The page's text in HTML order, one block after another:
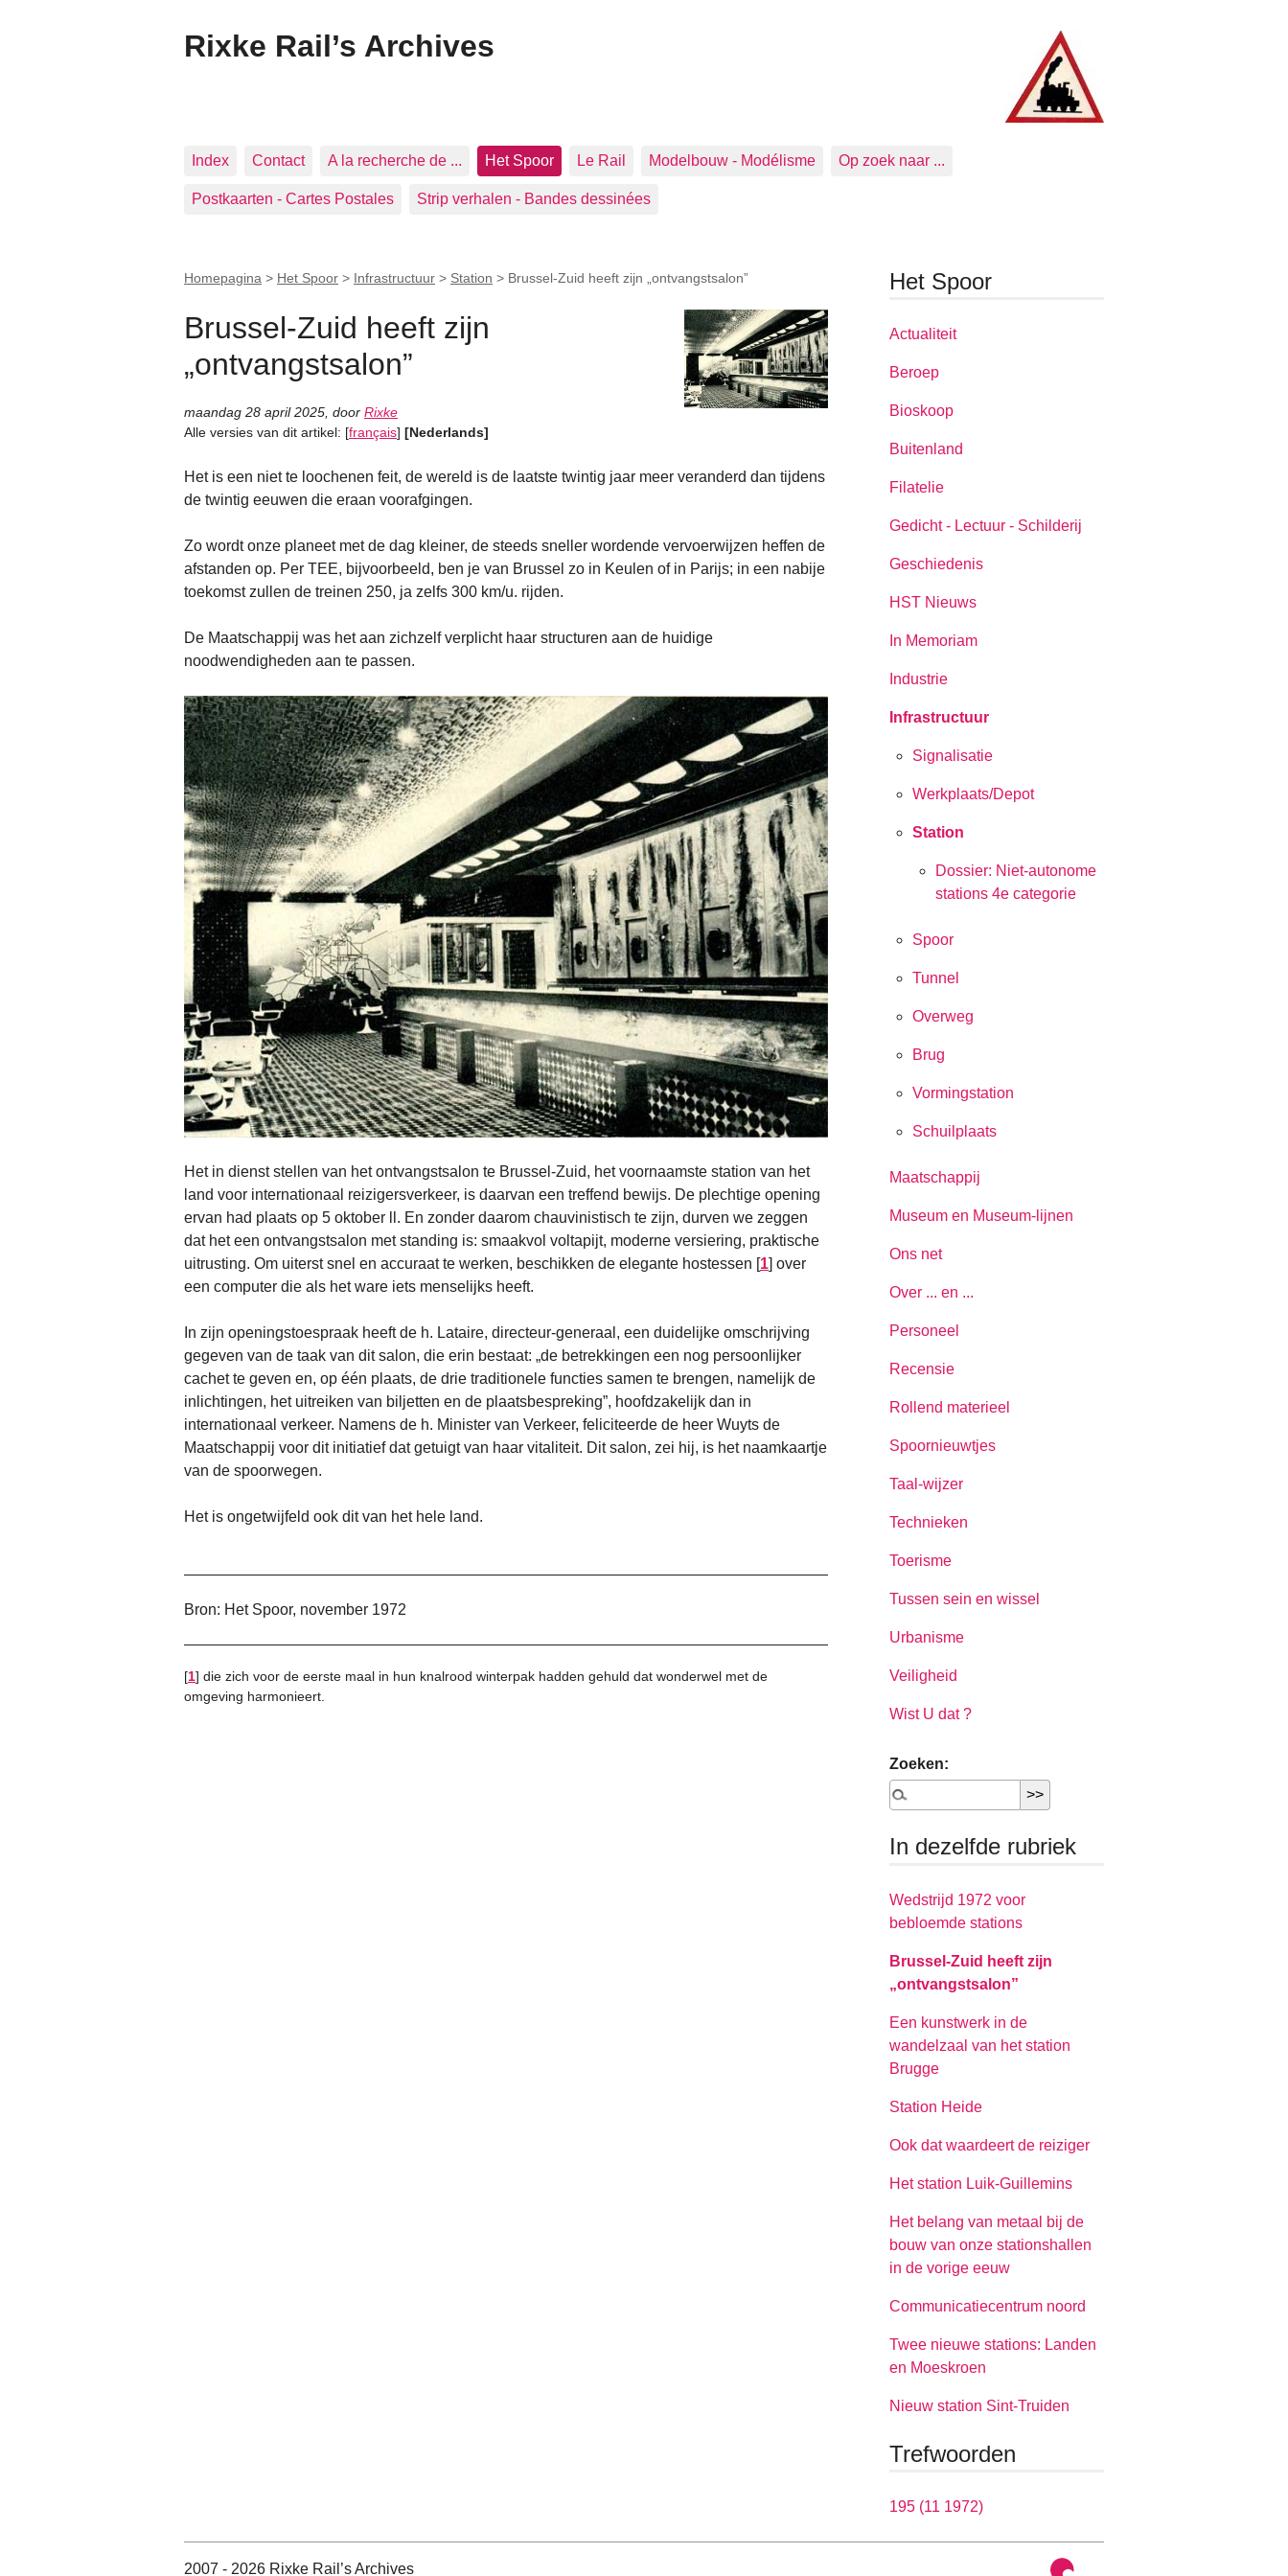
Rixke Rail’s Archives
Index Contact A la recherche de ... Het Spoor Le Rail Modelbouw - Modélisme Op zoek naar ...
Postkaarten - Cartes Postales Strip verhalen - Bandes dessinées
Homepagina > Het Spoor > Infrastructuur > Station > Brussel-Zuid heeft zijn „ontvangstsalon”
Brussel-Zuid heeft zijn
„ontvangstsalon”
maandag 28 april 2025 door Rixke
Alle versies van dit artikel: [français] [Nederlands]
Het is een niet te loochenen feit, de wereld is de laatste twintig jaar meer veranderd dan tijdens
de twintig eeuwen die eraan voorafgingen.
Zo wordt onze planeet met de dag kleiner, de steeds sneller wordende vervoerwijzen heffen de
afstanden op. Per TEE, bijvoorbeeld, ben je van Brussel zo in Keulen of in Parijs; in een nabije
toekomst zullen de treinen 250, ja zelfs 300 km/u. rijden.
De Maatschappij was het aan zichzelf verplicht haar structuren aan de huidige
noodwendigheden aan te passen.
Het in dienst stellen van het ontvangstsalon te Brussel-Zuid, het voornaamste station van het
land voor internationaal reizigersverkeer, is daarvan een treffend bewijs. De plechtige opening
ervan had plaats op 5 oktober ll. En zonder daarom chauvinistisch te zijn, durven we zeggen
dat het een ontvangstsalon met standing is: smaakvol voltapijt, moderne versiering, praktische
uitrusting. Om uiterst snel en accuraat te werken, beschikken de elegante hostessen [1] over
een computer die als het ware iets menselijks heeft.
In zijn openingstoespraak heeft de h. Lataire, directeur-generaal, een duidelijke omschrijving
gegeven van de taak van dit salon, die erin bestaat: „de betrekkingen een nog persoonlijker
cachet te geven en, op één plaats, de drie traditionele functies samen te brengen, namelijk de
inlichtingen, het uitreiken van biljetten en de plaatsbespreking”, hoofdzakelijk dan in
internationaal verkeer. Namens de h. Minister van Verkeer, feliciteerde de heer Wuyts de
Maatschappij voor dit initiatief dat getuigt van haar vitaliteit. Dit salon, zei hij, is het naamkaartje
van de spoorwegen.
Het is ongetwijfeld ook dit van het hele land.
Bron: Het Spoor, november 1972
[1] die zich voor de eerste maal in hun knalrood winterpak hadden gehuld dat wonderwel met de
omgeving harmonieert.
Het Spoor
Actualiteit
Beroep
Bioskoop
Buitenland
Filatelie
Gedicht - Lectuur - Schilderij
Geschiedenis
HST Nieuws
In Memoriam
Industrie
Infrastructuur
Signalisatie
Werkplaats/Depot
Station
Dossier: Niet-autonome
stations 4e categorie
Spoor
Tunnel
Overweg
Brug
Vormingstation
Schuilplaats
Maatschappij
Museum en Museum-lijnen
Ons net
Over ... en ...
Personeel
Recensie
Rollend materieel
Spoornieuwtjes
Taal-wijzer
Technieken
Toerisme
Tussen sein en wissel
Urbanisme
Veiligheid
Wist U dat ?
Zoeken:
In dezelfde rubriek
Wedstrijd 1972 voor
bebloemde stations
Brussel-Zuid heeft zijn
„ontvangstsalon”
Een kunstwerk in de
wandelzaal van het station
Brugge
Station Heide
Ook dat waardeert de reiziger
Het station Luik-Guillemins
Het belang van metaal bij de
bouw van onze stationshallen
in de vorige eeuw
Communicatiecentrum noord
Twee nieuwe stations: Landen
en Moeskroen
Nieuw station Sint-Truiden
Trefwoorden
195 (11 1972)
2007 - 2026 Rixke Rail’s Archives